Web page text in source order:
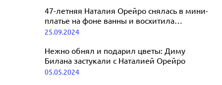
47-летняя Наталия Орейро снялась в мини-
платье на фоне ванны и восхитила
поклонников
25.09.2024
Нежно обнял и подарил цветы: Диму
Билана застукали с Наталией Орейро
05.05.2024